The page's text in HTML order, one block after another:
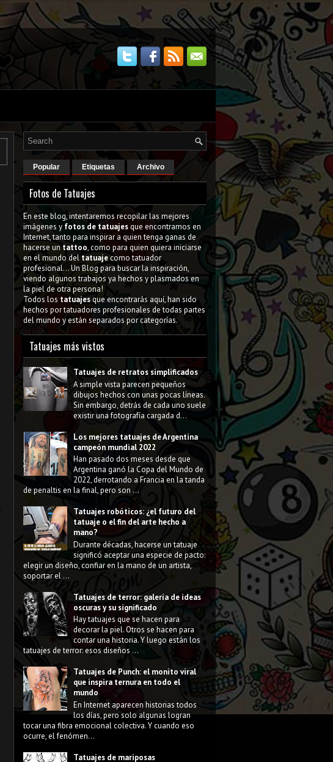
Popular Etiquetas Archivo
Fotos de Tatuajes
En este blog, intentaremos recopilar las mejores
imágenes y fotos de tatuajesque encontramos en
Internet, tanto para inspirar a quien tenga ganas de
hacerse un tattoo, como para quien quiera iniciarse
en el mundo del tatuajecomo tatuador
profesional... Un Blog para buscar la inspiración,
viendo algunos trabajos ya hechos y plasmados en
la piel de otra persona!
Todos los tatuajesque encontrarás aquí, han sido
hechos por tatuadores profesionales de todas partes
del mundo y están separados por categorías.
Tatuajes más vistos
Tatuajes de retratos simplificados
A simple vista parecen pequeños
dibujos hechos con unas pocas líneas.
Sin embargo, detrás de cada uno suele
existir una fotografía cargada d...
Los mejores tatuajes de Argentina
campeón mundial 2022
Han pasado dos meses desde que
Argentina ganó la Copa del Mundo de
2022, derrotando a Francia en la tanda
de penaltis en la final, pero son ...
Tatuajes robóticos: ¿el futuro del
tatuaje o el fin del arte hecho a
mano?
Durante décadas, hacerse un tatuaje
significó aceptar una especie de pacto:
elegir un diseño, confiar en la mano de un artista,
soportar el ...
Tatuajes de terror: galería de ideas
oscuras y su significado
Hay tatuajes que se hacen para
decorar la piel. Otros se hacen para
contar una historia. Y luego están los
tatuajes de terror: esos diseños ...
Tatuajes de Punch: el monito viral
que inspira ternura en todo el
mundo
En Internet aparecen historias todos
los días, pero solo algunas logran
tocar una fibra emocional colectiva. Y cuando eso
ocurre, el fenómen...
Tatuajes de mariposas